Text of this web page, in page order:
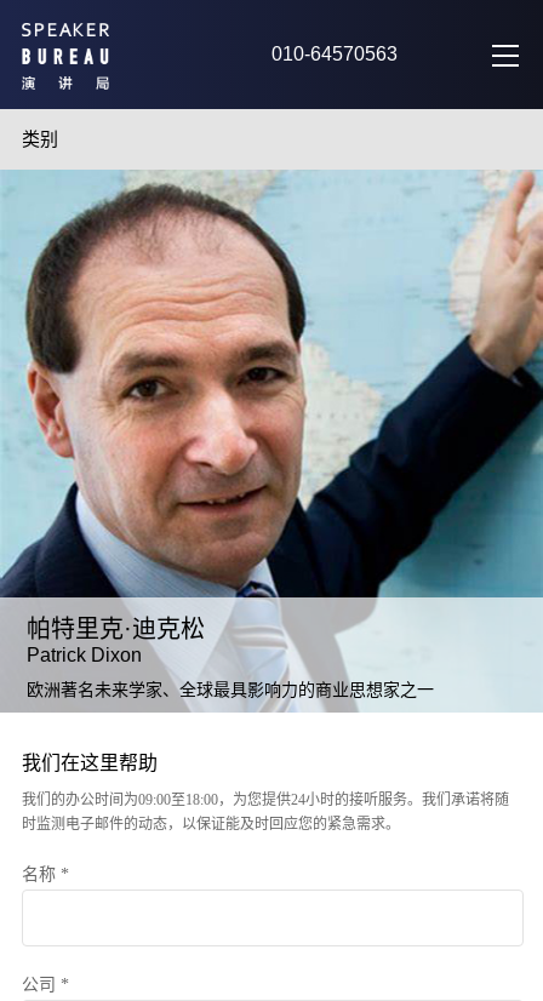
010-64570563
类别
帕特里克·迪克松
Patrick Dixon
欧洲著名未来学家、全球最具影响力的商业思想家之一
我们在这里帮助
我们的办公时间为09:00至18:00，为您提供24小时的接听服务。我们承诺将随
时监测电子邮件的动态，以保证能及时回应您的紧急需求。
名称 *
公司 *